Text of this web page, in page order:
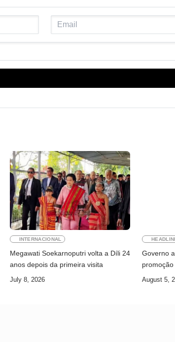
INTERNACIONAL
Megawati Soekarnoputri volta a Díli 24
anos depois da primeira visita
July 8, 2026
Governo
August 5,